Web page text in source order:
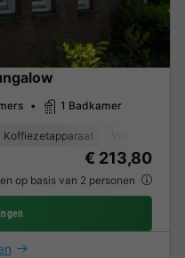
1 Badkamer
Koffiezetapparaat
€ 213,80
op basis van 2 personen